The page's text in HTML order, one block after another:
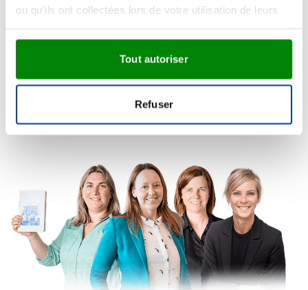
ou qu'ils ont collectées lors de votre utilisation de leurs
Tout autoriser
Refuser